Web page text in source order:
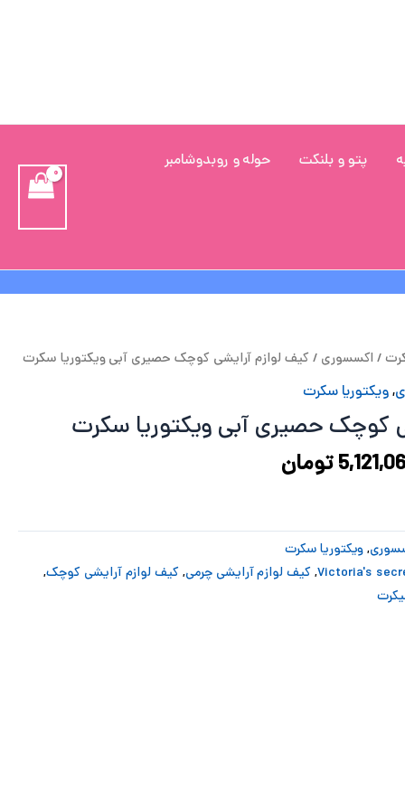
پتو و بلنکت حوله و روبدوشامبر
/ اکسسوری / کیف لوازم آرایشی کوچک حصیری آبی ویکتوریا سکرت
,ویکتوریا سکرت
کوچک حصیری آبی ویکتوریا سکرت
7,315,807 تومان
تومان
قیمت
است.
,ویکتوریا سکرت
, کیف لوازم آرایشی چرمی, کیف لوازم آرایشی کوچک,